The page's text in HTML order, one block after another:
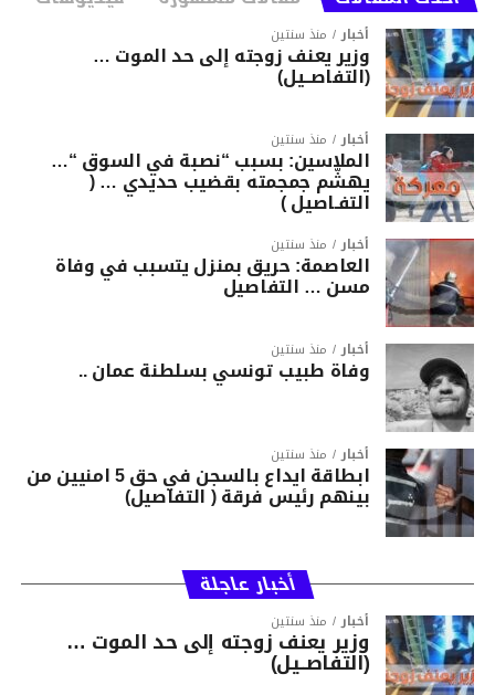
أخبار منذ سنتين
وزير يعنف زوجته إلى حد الموت …
(التفاصــيل)
أخبار منذ سنتين
الملاسين: بسبب “نصبة في السوق “…
يهشّم جمجمته بقضيب حديدي … (
التفـاصيل )
أخبار منذ سنتين
العاصمة: حريق بمنزل يتسبب في وفاة
مسن … التفاصيل
أخبار منذ سنتين
وفاة طبيب تونسي بسلطنة عمان ..
أخبار منذ سنتين
ابطاقة ايداع بالسجن في حق 5 امنيين من
بينهم رئيس فرقة ( التفاصيل)
أخبار عاجلة
أخبار منذ سنتين
وزير يعنف زوجته إلى حد الموت …
(التفاصــيل)